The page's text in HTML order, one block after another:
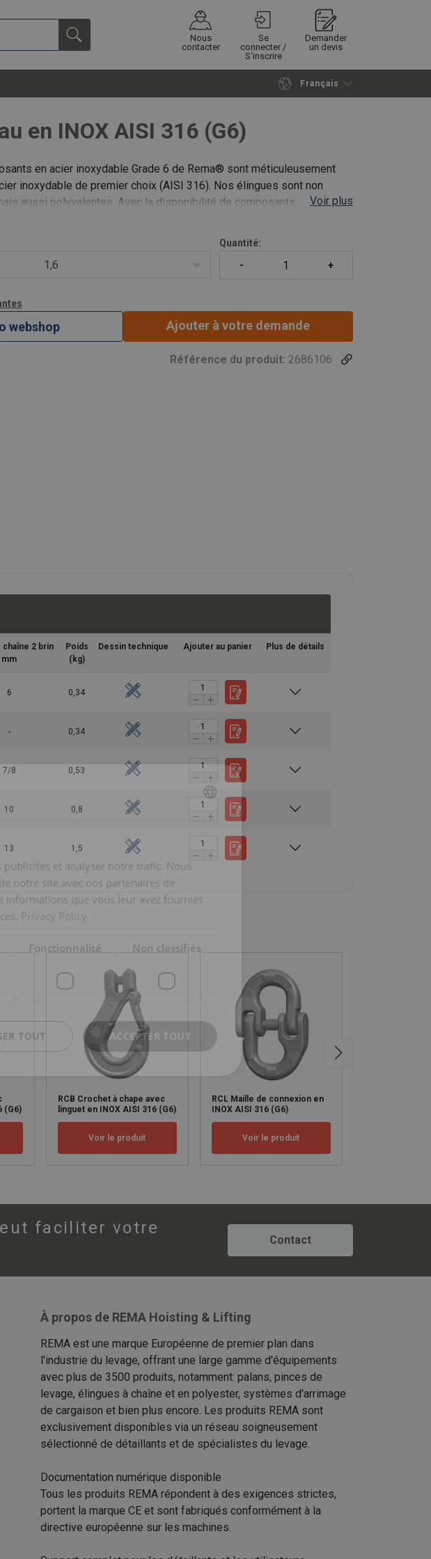
Nous
contacter
Se
connecter /
S'inscrire
Demander
un devis
Français
Poursuivre Envoyer demande
en INOX AISI 316 (G6)
en acier inoxydable Grade 6 de Rema® sont méticuleusement
inoxydable de premier choix (AISI 316). Nos élingues sont non
aussi polyvalentes. Avec la disponibilité de composants
Voir plus
1,6
Quantité:
webshop Ajouter à votre demande
Référence du produit: 2686106
chaîne 2 brin
mm
Poids
(kg)
Dessin technique Ajouter au panier Plus de détails
6 0,34
- 0,34
7/8 0,53
10 0,8
13 1,5
(G6)
RCB Crochet à chape avec
linguet en INOX AISI 316 (G6)
Voir le produit
RCL Maille de connexion en
INOX AISI 316 (G6)
Voir le produit
faciliter votre
Contact
À propos de REMA Hoisting & Lifting
REMA est une marque Européenne de premier plan dans
l'industrie du levage, offrant une large gamme d'équipements
avec plus de 3500 produits, notamment: palans, pinces de
levage, élingues à chaîne et en polyester, systèmes d'arrimage
de cargaison et bien plus encore. Les produits REMA sont
exclusivement disponibles via un réseau soigneusement
sélectionné de détaillants et de spécialistes du levage.
Documentation numérique disponible
Tous les produits REMA répondent à des exigences strictes,
portent la marque CE et sont fabriqués conformément à la
directive européenne sur les machines.
ENGLISH
FRENCH
et analyser notre trafic. Nous
notre site avec nos partenaires de
informations que vous leur avez fournies
Privacy Policy
Fonctionnalité Non classifiés
ACCEPTER TOUT
TOUT